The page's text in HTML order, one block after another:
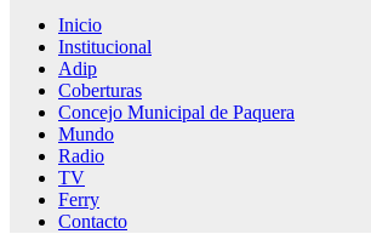
Inicio
Institucional
Adip
Coberturas
Concejo Municipal de Paquera
Mundo
Radio
TV
Ferry
Contacto